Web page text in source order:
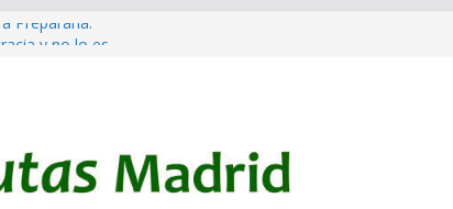
Prepararla.